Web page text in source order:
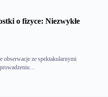
o fizyce: Niezwykłe
obserwacje ze spektakularnymi